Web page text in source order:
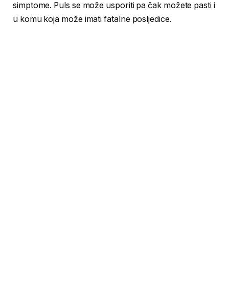
simptome. Puls se može usporiti pa čak možete pasti i
u komu koja može imati fatalne posljedice.